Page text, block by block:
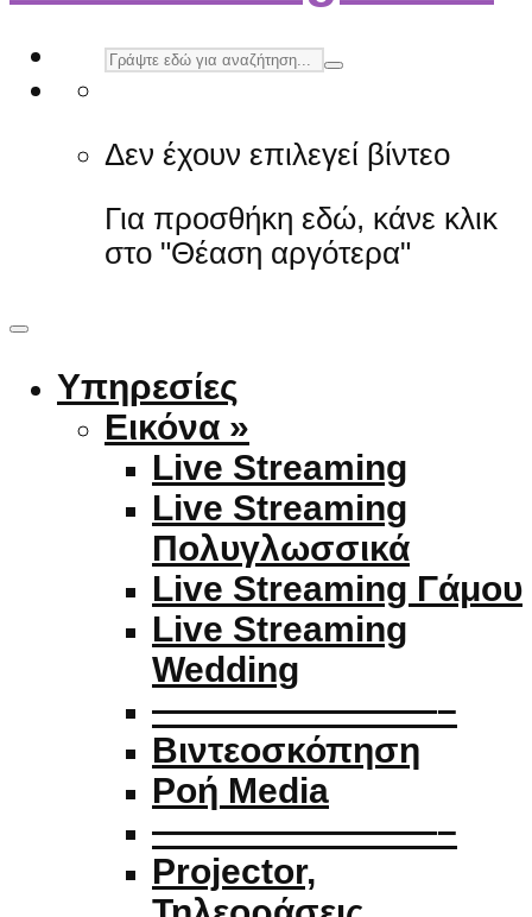
Δεν έχουν επιλεγεί βίντεο
Για προσθήκη εδώ, κάνε κλικ
στο "Θέαση αργότερα"
Υπηρεσίες
Εικόνα »
Live Streaming
Live Streaming
Πολυγλωσσικά
Live Streaming Γάμου
Live Streaming
Wedding
————————–
Βιντεοσκόπηση
Ροή Media
————————–
Projector,